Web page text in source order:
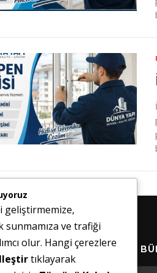
HABER
geliştirmemize,
ve trafiği
olur. Hangi çerezlere
tıklayarak